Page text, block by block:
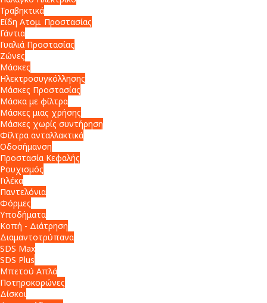
Τραβηκτικά
Είδη Ατομ. Προστασίας
Γάντια
Γυαλιά Προστασίας
Ζώνες
Μάσκες
Ηλεκτροσυγκόλλησης
Μάσκες Προστασίας
Μάσκα με φίλτρα
Μάσκες μιας χρήσης
Μάσκες χωρίς συντήρηση
Φίλτρα ανταλλακτικά
Οδοσήμανση
Προστασία Κεφαλής
Ρουχισμός
Γιλέκα
Παντελόνια
Φόρμες
Υποδήματα
Κοπή - Διάτρηση
Διαμαντοτρύπανα
SDS Max
SDS Plus
Μπετού Απλά
Ποτηροκορώνες
Δίσκοι